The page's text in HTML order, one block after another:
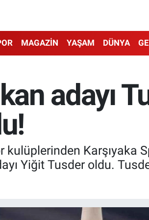
MAGAZİN YAŞAM DÜNYA
adayı
kulüplerinden Karşıyaka
Yiğit Tusder oldu.